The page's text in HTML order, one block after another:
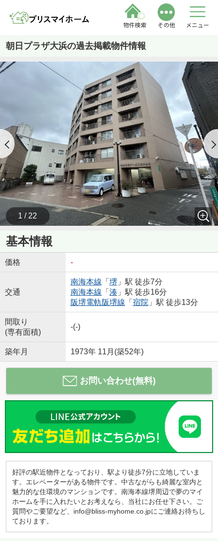
物件検索 その他 メニュー
朝日プラザ大浜の過去掲載物件情報
1 / 22
基本情報
価格 -
交通
南海本線 「 堺 」駅 徒歩7分
南海本線 「 湊 」駅 徒歩16分
阪堺電軌阪堺線 「 宿院 」駅 徒歩13分
間取り
(専有面積)
-(-)
築年月 1973年 11月(築52年)
お問い合わせ(無料)
好評の駅近物件となっており、駅より徒歩7分に立地していま
す。エレベーターがある物件です。中古ながらも綺麗な室内と
魅力的な住環境のマンションです。南海本線堺周辺で夢のマイ
ホームを手に入れたいとお考えなら、当社にお任せ下さい。ご
質問やご要望など、info@bliss-myhome.co.jpにご連絡お待ちし
ております。